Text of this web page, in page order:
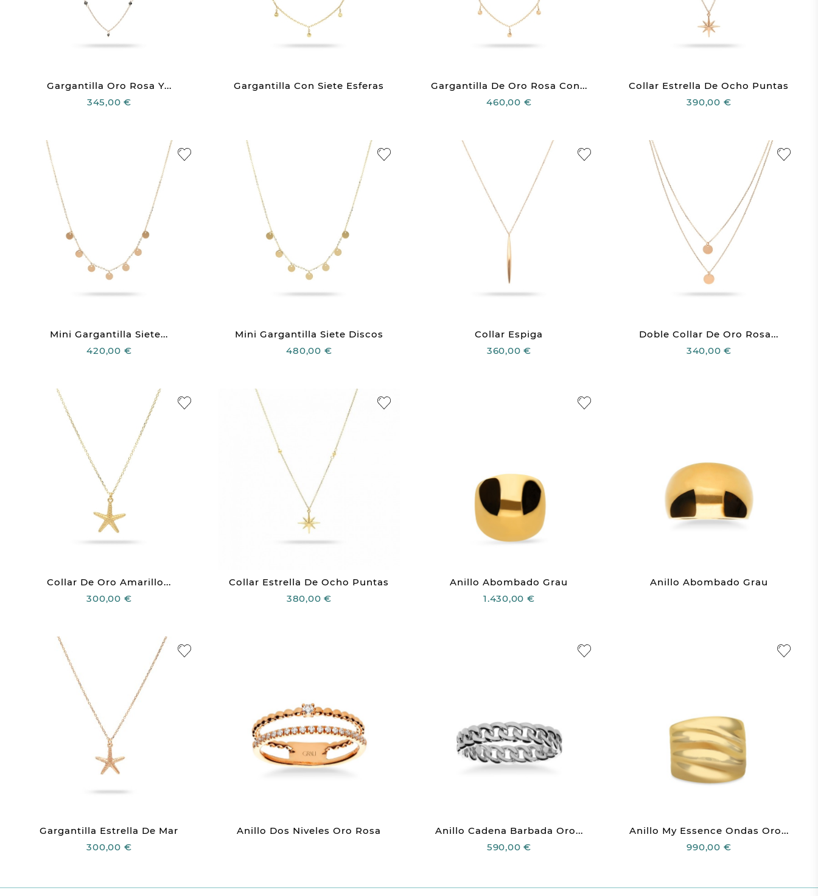
Gargantilla Oro Rosa Y...
345,00 €
Gargantilla Con Siete Esferas
Gargantilla De Oro Rosa Con...
460,00 €
Collar Estrella De Ocho Puntas
390,00 €
Mini Gargantilla Siete...
420,00 €
Mini Gargantilla Siete Discos
480,00 €
Collar Espiga
360,00 €
Doble Collar De Oro Rosa...
340,00 €
Collar De Oro Amarillo...
300,00 €
Collar Estrella De Ocho Puntas
380,00 €
Anillo Abombado Grau
1.430,00 €
Anillo Abombado Grau
Gargantilla Estrella De Mar
300,00 €
Anillo Dos Niveles Oro Rosa
Anillo Cadena Barbada Oro...
590,00 €
Anillo My Essence Ondas Oro...
990,00 €